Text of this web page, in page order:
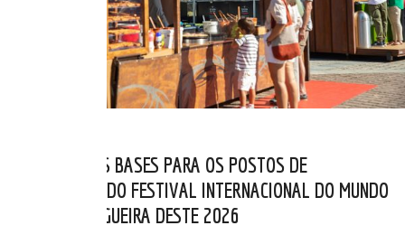
PUBLICADAS AS BASES PARA OS POSTOS DE
RESTAURACIÓN DO FESTIVAL INTERNACIONAL DO MUNDO
CELTA DE ORTIGUEIRA DESTE 2026